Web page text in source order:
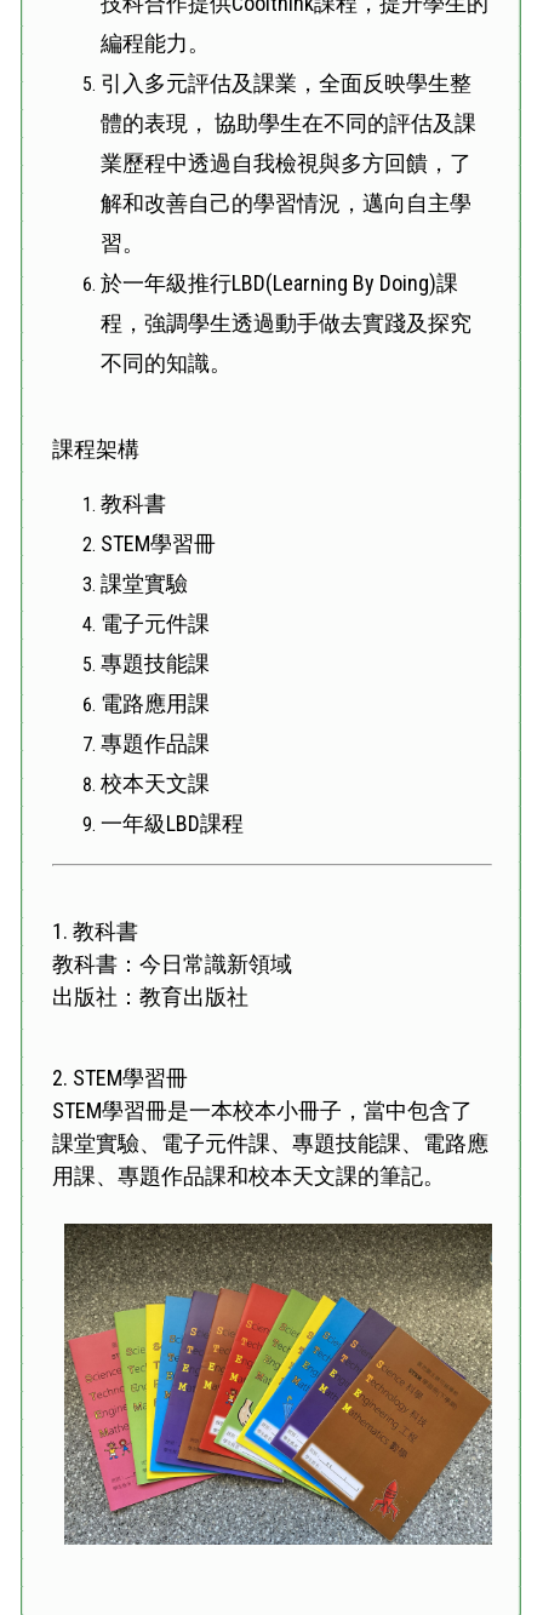
編程能力。
引入多元評估及課業，全面反映學生整
體的表現， 協助學生在不同的評估及課
業歷程中透過自我檢視與多方回饋，了
解和改善自己的學習情況，邁向自主學
習。
於一年級推行LBD(Learning By Doing)課
程，強調學生透過動手做去實踐及探究
不同的知識。
課程架構
教科書
STEM學習冊
課堂實驗
電子元件課
專題技能課
電路應用課
專題作品課
校本天文課
一年級LBD課程
1. 教科書
教科書：今日常識新領域
出版社：教育出版社
2. STEM學習冊
STEM學習冊是一本校本小冊子，當中包含了
課堂實驗、電子元件課、專題技能課、電路應
用課、專題作品課和校本天文課的筆記。